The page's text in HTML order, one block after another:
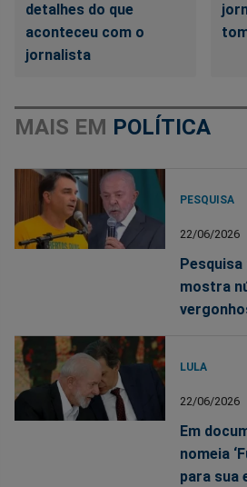
detalhes do que
aconteceu com o
jornalista
MAIS EM POLÍTICA
PESQUISA
22/06/2026
mostra
LULA
22/06/2026
Em
nomeia
para sua